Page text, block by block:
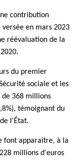
contribution
en mars 2023
réévaluation de la
du premier
sociale et les
de 368 millions
témoignant du
l'État.
font apparaître, à la
millions d'euros